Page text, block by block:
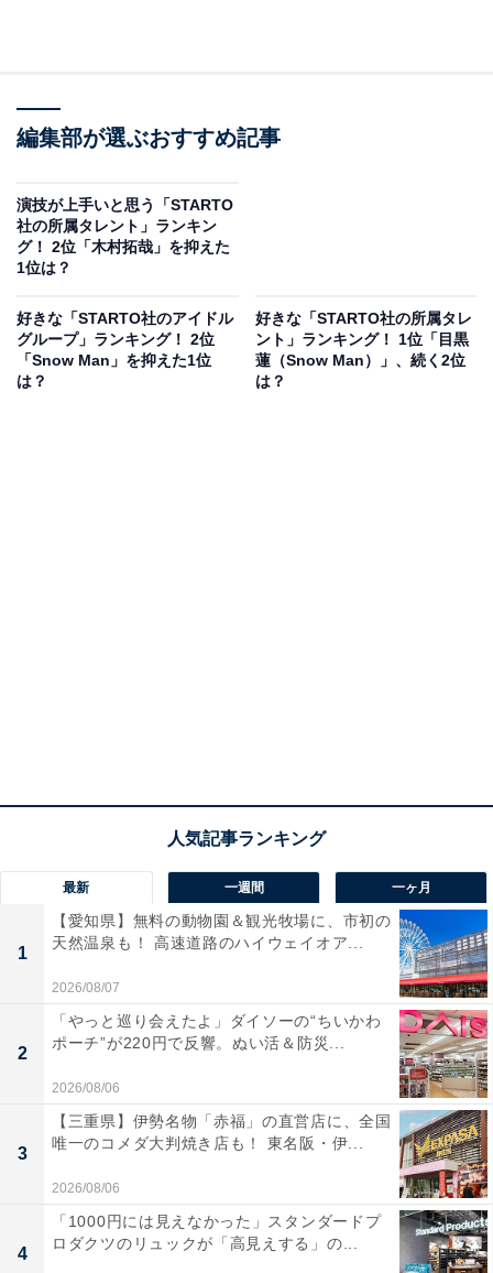
編集部が選ぶおすすめ記事
演技が上手いと思う「STARTO
社の所属タレント」ランキン
グ！ 2位「木村拓哉」を抑えた
1位は？
好きな「STARTO社のアイドル
グループ」ランキング！ 2位
「Snow Man」を抑えた1位
は？
好きな「STARTO社の所属タレ
ント」ランキング！ 1位「目黒
蓮（Snow Man）」、続く2位
は？
最新 一週間 一ヶ月
1
【愛知県】無料の動物園＆観光牧場に、市初の
天然温泉も！ 高速道路のハイウェイオア...
2026/08/07
2
「やっと巡り会えたよ」ダイソーの“ちいかわ
ポーチ”が220円で反響。ぬい活＆防災...
2026/08/06
3
【三重県】伊勢名物「赤福」の直営店に、全国
唯一のコメダ大判焼き店も！ 東名阪・伊...
2026/08/06
4
「1000円には見えなかった」スタンダードプ
ロダクツのリュックが「高見えする」の...